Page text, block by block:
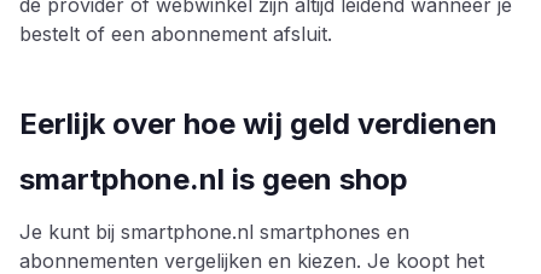
de provider of webwinkel zijn altijd leidend wanneer je
bestelt of een abonnement afsluit.
Eerlijk over hoe wij geld verdienen
smartphone.nl is geen shop
Je kunt bij smartphone.nl smartphones en
abonnementen vergelijken en kiezen. Je koopt het